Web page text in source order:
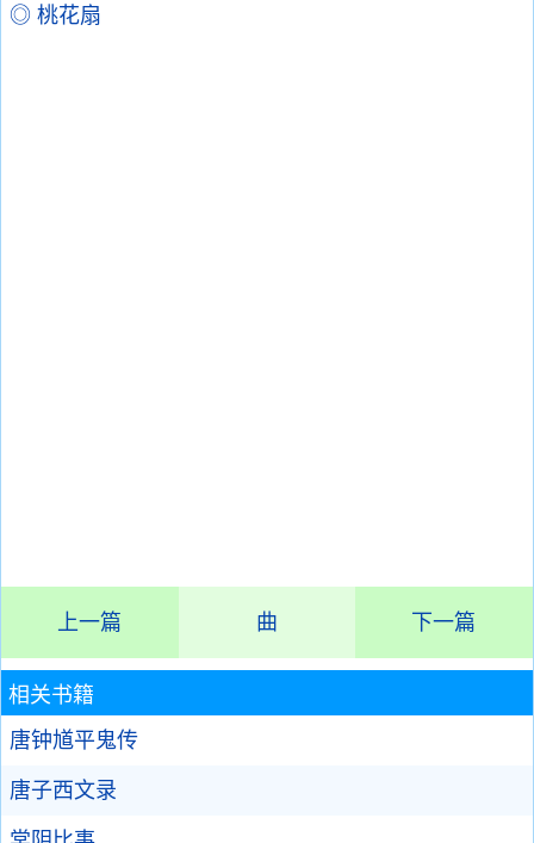
◎ 桃花扇
上一篇 曲 下一篇
相关书籍
唐钟馗平鬼传
唐子西文录